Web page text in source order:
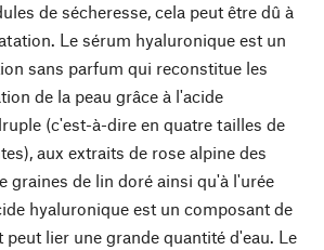
de sécheresse, cela peut être dû à
Le sérum hyaluronique est un
sans parfum qui reconstitue les
de la peau grâce à l'acide
(c'est-à-dire en quatre tailles de
aux extraits de rose alpine des
graines de lin doré ainsi qu'à l'urée
hyaluronique est un composant de
peut lier une grande quantité d'eau. Le